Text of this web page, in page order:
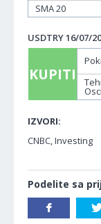
SMA 20
USDTRY 16/07/
KUPITI
IZVORI:
CNBC, Investing
Podelite sa